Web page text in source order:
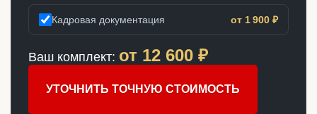
Кадровая документация от 1 900 ₽
Ваш комплект: от 12 600 ₽
УТОЧНИТЬ ТОЧНУЮ СТОИМОСТЬ